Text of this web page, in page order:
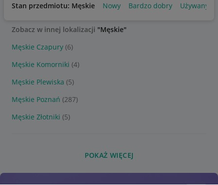
Stan przedmiotu: Męskie Nowy Bardzo dobry Używany
Zobacz w innej lokalizacji "Męskie"
Męskie Czapury (6)
Męskie Komorniki (4)
Męskie Plewiska (5)
Męskie Poznań (287)
Męskie Złotniki (5)
POKAŻ WIĘCEJ